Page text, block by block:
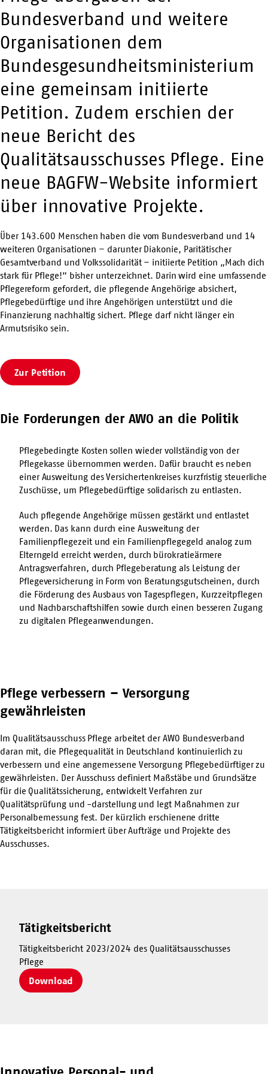
Bundesverband und weitere
Organisationen dem
Bundesgesundheitsministerium
eine gemeinsam initiierte
Petition. Zudem erschien der
neue Bericht des
Qualitätsausschusses Pflege. Eine
neue BAGFW-Website informiert
über innovative Projekte.
Über 143.600 Menschen haben die vom Bundesverband und 14
weiteren Organisationen – darunter Diakonie, Paritätischer
Gesamtverband und Volkssolidarität – initiierte Petition „Mach dich
stark für Pflege!“ bisher unterzeichnet. Darin wird eine umfassende
Pflegereform gefordert, die pflegende Angehörige absichert,
Pflegebedürftige und ihre Angehörigen unterstützt und die
Finanzierung nachhaltig sichert. Pflege darf nicht länger ein
Armutsrisiko sein.
Zur Petition
Die Forderungen der AWO an die Politik
Pflegebedingte Kosten sollen wieder vollständig von der
Pflegekasse übernommen werden. Dafür braucht es neben
einer Ausweitung des Versichertenkreises kurzfristig steuerliche
Zuschüsse, um Pflegebedürftige solidarisch zu entlasten.
Auch pflegende Angehörige müssen gestärkt und entlastet
werden. Das kann durch eine Ausweitung der
Familienpflegezeit und ein Familienpflegegeld analog zum
Elterngeld erreicht werden, durch bürokratieärmere
Antragsverfahren, durch Pflegeberatung als Leistung der
Pflegeversicherung in Form von Beratungsgutscheinen, durch
die Förderung des Ausbaus von Tagespflegen, Kurzzeitpflegen
und Nachbarschaftshilfen sowie durch einen besseren Zugang
zu digitalen Pflegeanwendungen.
Pflege verbessern – Versorgung
gewährleisten
Im Qualitätsausschuss Pflege arbeitet der AWO Bundesverband
daran mit, die Pflegequalität in Deutschland kontinuierlich zu
verbessern und eine angemessene Versorgung Pflegebedürftiger zu
gewährleisten. Der Ausschuss definiert Maßstäbe und Grundsätze
für die Qualitätssicherung, entwickelt Verfahren zur
Qualitätsprüfung und -darstellung und legt Maßnahmen zur
Personalbemessung fest. Der kürzlich erschienene dritte
Tätigkeitsbericht informiert über Aufträge und Projekte des
Ausschusses.
Tätigkeitsbericht
Tätigkeitsbericht 2023/2024 des Qualitätsausschusses
Pflege
Download